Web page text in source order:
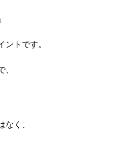
ントです。
、
なく、